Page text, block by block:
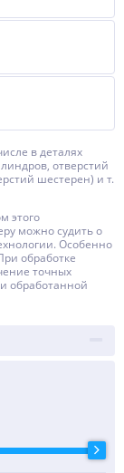
в деталях
отверстий
шестерен) и т.
этого
можно судить о
Особенно
обработке
точных
обработанной